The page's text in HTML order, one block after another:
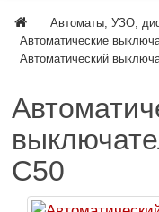
Автоматы, УЗО,
Автоматические
Автоматический
C50